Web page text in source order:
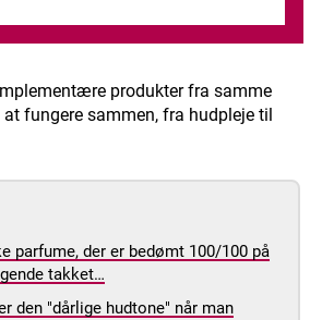
produkter fra samme
fungere sammen, fra hudpleje til
parfume, der er bedømt 100/100 på
takket…
den "dårlige hudtone" når man